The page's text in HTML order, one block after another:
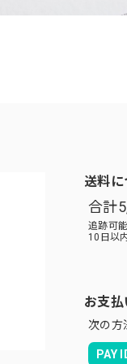
送料
合計
追跡可
10日以
お支
次の方
PAY